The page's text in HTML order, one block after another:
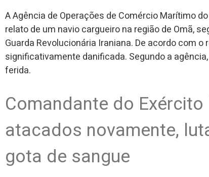
A Agência de Operações de Comércio Marítimo
relato de um navio cargueiro na região de Omã,
Guarda Revolucionária Iraniana. De acordo com
significativamente danificada. Segundo a
ferida.
Comandante do
atacados novamente,
gota de sangue